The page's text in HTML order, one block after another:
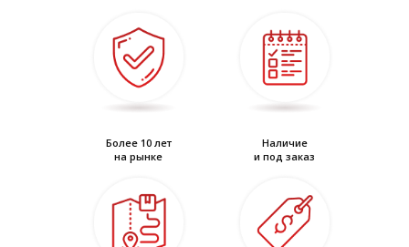
Более 10 лет
на рынке
Наличие
и под заказ